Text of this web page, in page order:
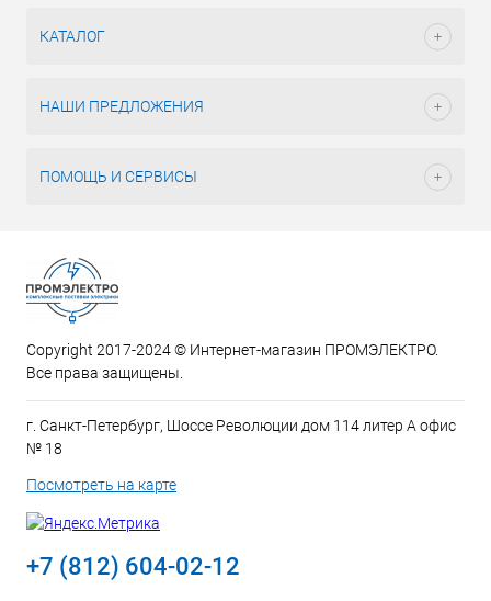
КАТАЛОГ
НАШИ ПРЕДЛОЖЕНИЯ
ПОМОЩЬ И СЕРВИСЫ
Copyright 2017-2024 © Интернет-магазин ПРОМЭЛЕКТРО.
Все права защищены.
г. Санкт-Петербург, Шоссе Революции дом 114 литер А офис
№ 18
Посмотреть на карте
+7 (812) 604-02-12